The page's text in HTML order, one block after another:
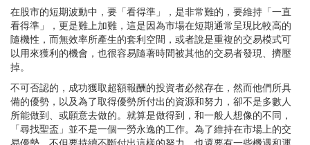
在股市的短期波動中，要「看得準」，是非常難的，要維持「一直
看得準」，更是難上加難，這是因為市場在短期通常呈現比較高的
隨機性，而無效率所產生的套利空間，或者說是重複的交易模式可
以用來獲利的機會，也很容易隨著時間被其他的交易者發現、擠壓
掉。
不可否認的，成功獲取超額報酬的投資者必然存在，然而他們所具
備的優勢，以及為了取得優勢所付出的資源和努力，卻不是多數人
所能做到、或願意去做的。就算是做得到，和一般人想像的不同，
「尋找聖盃」並不是一個一勞永逸的工作。為了維持在市場上的交
易優勢，不但要持續不斷付出這樣的努力，也還要有一些機遇和運